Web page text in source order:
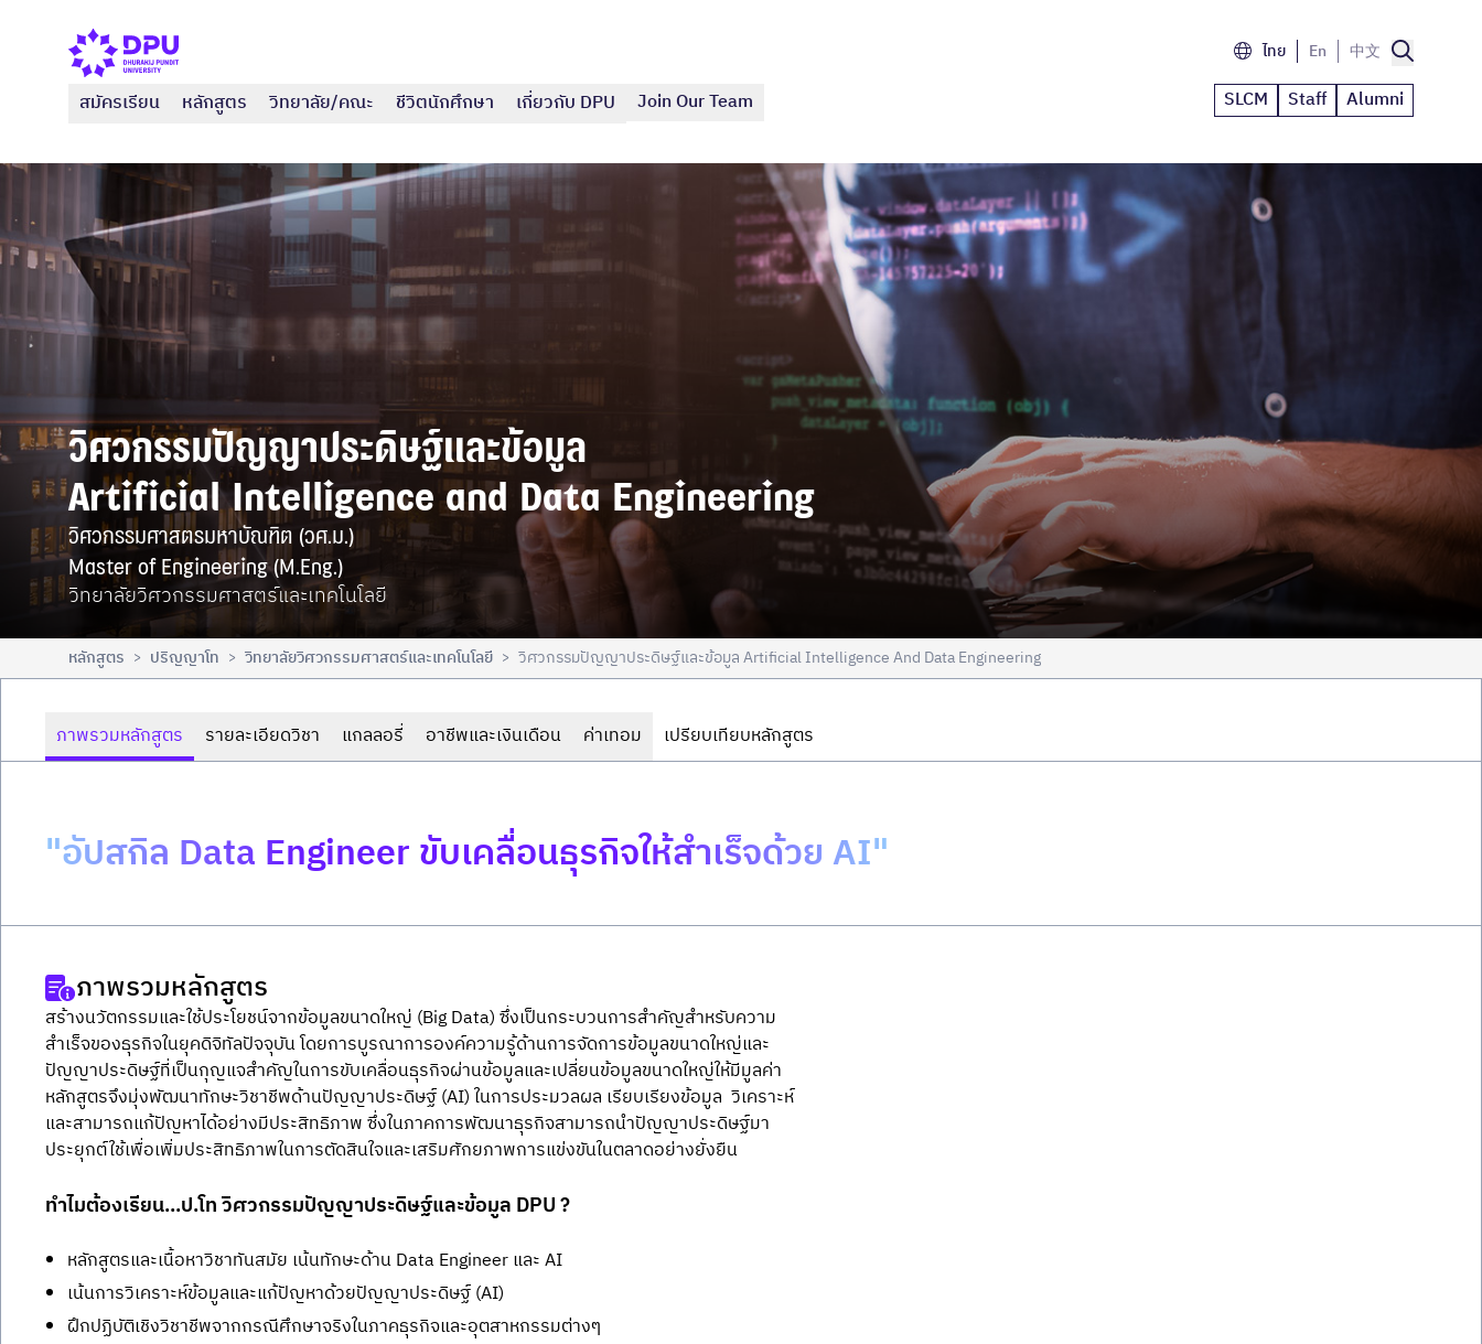
ไทย En 中文
สมัครเรียน หลักสูตร วิทยาลัย/คณะ ชีวิตนักศึกษา เกี่ยวกับ DPU Join Our Team SLCM Staff Alumni
วิศวกรรมปัญญาประดิษฐ์และข้อมูล
Artificial Intelligence and Data Engineering
วิศวกรรมศาสตรมหาบัณฑิต (วศ.ม.)
Master of Engineering (M.Eng.)
วิทยาลัยวิศวกรรมศาสตร์และเทคโนโลยี
หลักสูตร > ปริญญาโท > วิทยาลัยวิศวกรรมศาสตร์และเทคโนโลยี > วิศวกรรมปัญญาประดิษฐ์และข้อมูล Artificial Intelligence And Data Engineering
ภาพรวมหลักสูตร รายละเอียดวิชา แกลลอรี่ อาชีพและเงินเดือน ค่าเทอม เปรียบเทียบหลักสูตร
"อัปสกิล Data Engineer ขับเคลื่อนธุรกิจให้สำเร็จด้วย AI"
ภาพรวมหลักสูตร
สร้างนวัตกรรมและใช้ประโยชน์จากข้อมูลขนาดใหญ่ (Big Data) ซึ่งเป็นกระบวนการสำคัญสำหรับความ
สำเร็จของธุรกิจในยุคดิจิทัลปัจจุบัน โดยการบูรณาการองค์ความรู้ด้านการจัดการข้อมูลขนาดใหญ่และ
ปัญญาประดิษฐ์ที่เป็นกุญแจสำคัญในการขับเคลื่อนธุรกิจผ่านข้อมูลและเปลี่ยนข้อมูลขนาดใหญ่ให้มีมูลค่า
หลักสูตรจึงมุ่งพัฒนาทักษะวิชาชีพด้านปัญญาประดิษฐ์ (AI) ในการประมวลผล เรียบเรียงข้อมูล  วิเคราะห์
และสามารถแก้ปัญหาได้อย่างมีประสิทธิภาพ ซึ่งในภาคการพัฒนาธุรกิจสามารถนำปัญญาประดิษฐ์มา
ประยุกต์ใช้เพื่อเพิ่มประสิทธิภาพในการตัดสินใจและเสริมศักยภาพการแข่งขันในตลาดอย่างยั่งยืน
ทำไมต้องเรียน...ป.โท วิศวกรรมปัญญาประดิษฐ์และข้อมูล DPU ?
หลักสูตรและเนื้อหาวิชาทันสมัย เน้นทักษะด้าน Data Engineer และ AI
เน้นการวิเคราะห์ข้อมูลและแก้ปัญหาด้วยปัญญาประดิษฐ์ (AI)
ฝึกปฏิบัติเชิงวิชาชีพจากกรณีศึกษาจริงในภาคธุรกิจและอุตสาหกรรมต่างๆ